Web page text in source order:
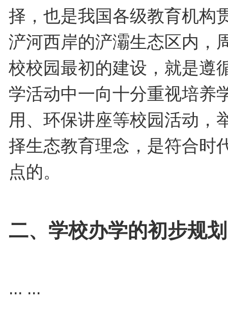
择，也是我国各级教育机构
浐河西岸的浐灞生态区内，
校校园最初的建设，就是遵
学活动中一向十分重视培养
用、环保讲座等校园活动，
择生态教育理念，是符合时
点的。
二、学校办学的初步规划
... ...